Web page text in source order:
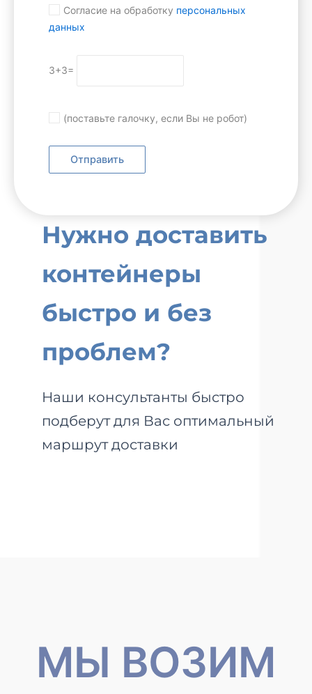
Согласие на обработку персональных
данных
3+3=
(поставьте галочку, если Вы не робот)
Нужно доставить
контейнеры
быстро и без
проблем?
Наши консультанты быстро
подберут для Вас оптимальный
маршрут доставки
МЫ ВОЗИМ